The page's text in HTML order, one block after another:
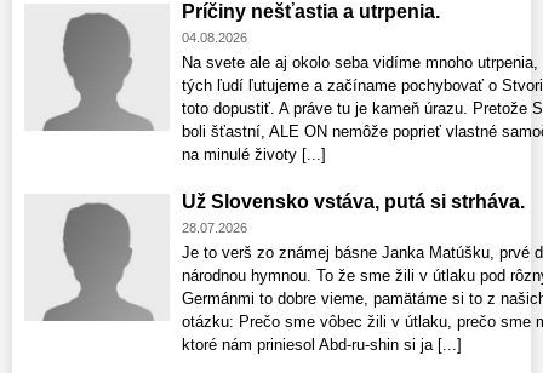
Príčiny nešťastia a utrpenia.
04.08.2026
Na svete ale aj okolo seba vidíme mnoho
tých ľudí ľutujeme a začíname pochybovať o
toto dopustiť. A práve tu je kameň úrazu. Pretože
boli šťastní, ALE ON nemôže poprieť vlastné
na minulé životy [...]
Už Slovensko vstáva, putá si strháva.
28.07.2026
Je to verš zo známej básne Janka Matúšku, prvé
národnou hymnou. To že sme žili v útlaku pod
Germánmi to dobre vieme, pamätáme si to z
otázku: Prečo sme vôbec žili v útlaku, prečo sme
ktoré nám priniesol Abd-ru-shin si ja [...]